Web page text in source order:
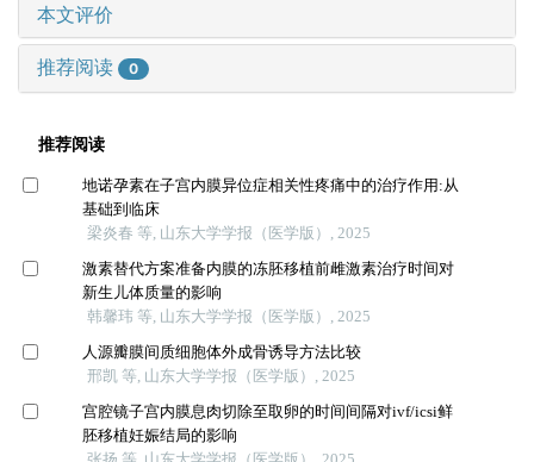
本文评价
推荐阅读 0